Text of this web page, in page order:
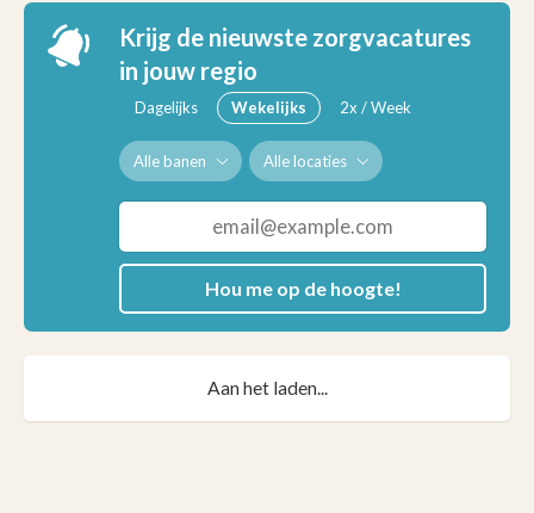
Krijg de nieuwste zorgvacatures
in jouw regio
Dagelijks Wekelijks 2x / Week
Alle banen Alle locaties
Hou me op de hoogte!
Aan het laden...